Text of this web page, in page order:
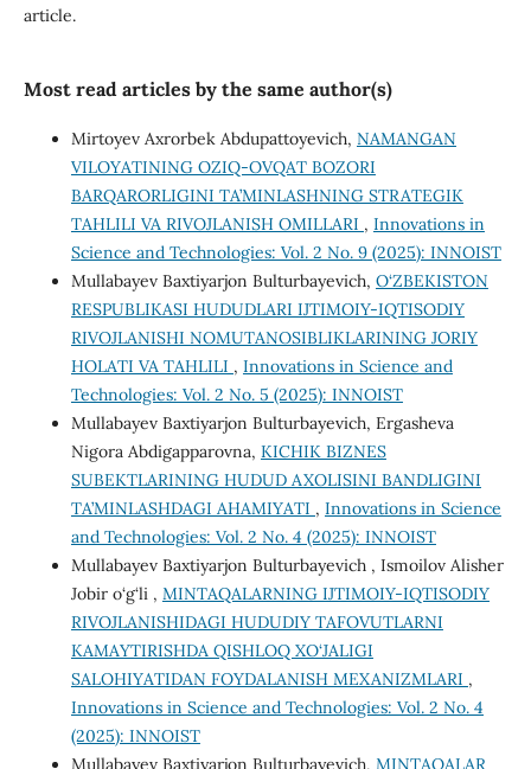
article.
Most read articles by the same author(s)
Mirtoyev Axrorbek Abdupattoyevich, NAMANGAN
VILOYATINING OZIQ-OVQAT BOZORI
BARQARORLIGINI TA’MINLASHNING STRATEGIK
TAHLILI VA RIVOJLANISH OMILLARI , Innovations in
Science and Technologies: Vol. 2 No. 9 (2025): INNOIST
Mullabayev Baxtiyarjon Bulturbayevich, O‘ZBEKISTON
RESPUBLIKASI HUDUDLARI IJTIMOIY-IQTISODIY
RIVOJLANISHI NOMUTANOSIBLIKLARINING JORIY
HOLATI VA TAHLILI , Innovations in Science and
Technologies: Vol. 2 No. 5 (2025): INNOIST
Mullabayev Baxtiyarjon Bulturbayevich, Ergasheva
Nigora Abdigapparovna, KICHIK BIZNES
SUBEKTLARINING HUDUD AXOLISINI BANDLIGINI
TA’MINLASHDAGI AHAMIYATI , Innovations in Science
and Technologies: Vol. 2 No. 4 (2025): INNOIST
Mullabayev Baxtiyarjon Bulturbayevich , Ismoilov Alisher
Jobir o‘g‘li , MINTAQALARNING IJTIMOIY-IQTISODIY
RIVOJLANISHIDAGI HUDUDIY TAFOVUTLARNI
KAMAYTIRISHDA QISHLOQ XO‘JALIGI
SALOHIYATIDAN FOYDALANISH MEXANIZMLARI ,
Innovations in Science and Technologies: Vol. 2 No. 4
(2025): INNOIST
Mullabayev Baxtiyarjon Bulturbayevich, MINTAQALAR